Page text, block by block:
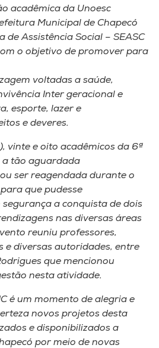
acadêmica da Unoesc
Municipal de Chapecó
de Assistência Social – SEASC
o objetivo de promover para
voltadas a saúde,
Inter geracional e
esporte, lazer e
e deveres.
vinte e oito acadêmicos da 6ª
tão aguardada
ser reagendada durante o
que pudesse
a conquista de dois
nas diversas áreas
reuniu professores,
e diversas autoridades, entre
que mencionou
nesta atividade.
é um momento de alegria e
novos projetos desta
e disponibilizados a
por meio de novas